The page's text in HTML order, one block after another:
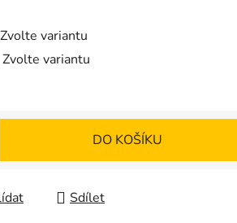
Zvolte variantu
Zvolte variantu
DO KOŠÍKU
Sdílet